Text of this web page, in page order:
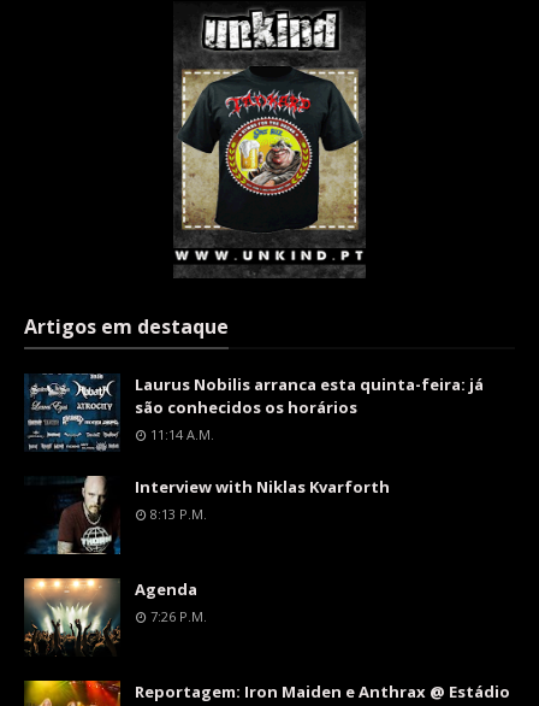
Artigos em destaque
Laurus Nobilis arranca esta quinta-feira: já
são conhecidos os horários
11:14 A.m.
Interview with Niklas Kvarforth
8:13 P.m.
Agenda
7:26 P.m.
Reportagem: Iron Maiden e Anthrax @ Estádio